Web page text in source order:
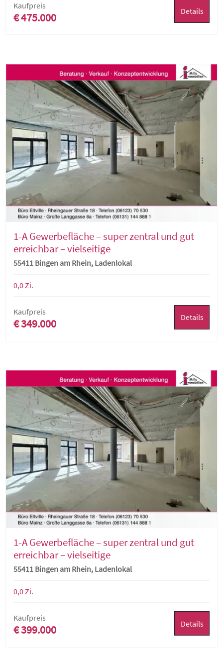
Kaufpreis
€ 475.000 Details
1-A Gewerbefläche – super zentral und gut
erreichbar – vielseitige
Nutzungsmöglichkeiten
55411 Bingen am Rhein, Ladenlokal
0,0 Zi.
Kaufpreis
€ 349.000 Details
1-A Gewerbefläche – super zentral und gut
erreichbar – vielseitige
Nutzungsmöglichkeiten
55411 Bingen am Rhein, Ladenlokal
0,0 Zi.
Kaufpreis
€ 399.000 Details